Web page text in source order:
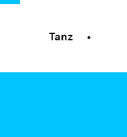
Tanz